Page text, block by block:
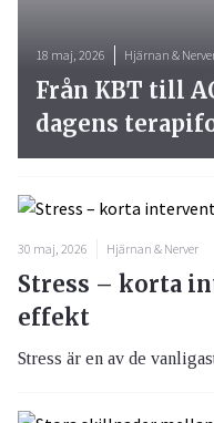
18 maj, 2026 Hjärnan &
Från KBT till
dagens
30 maj, 2026 Hjärnan & Nerver
Stress – korta
effekt
Stress är en av de